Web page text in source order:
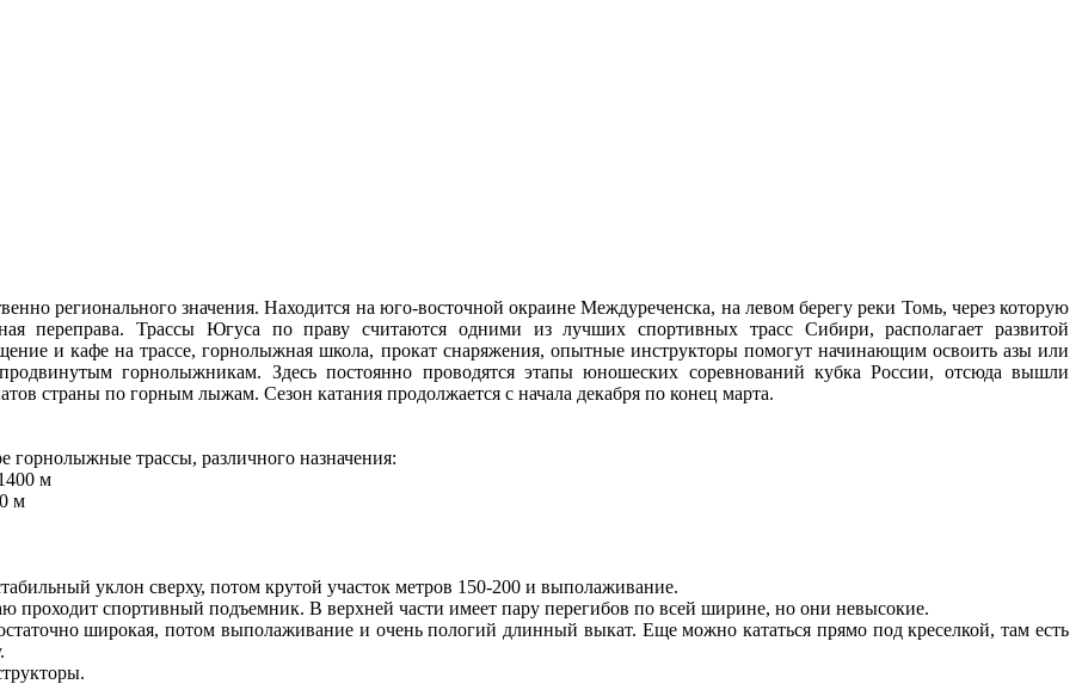
регионального значения. Находится на юго-восточной окраине Междуреченска, на левом берегу реки Томь, через которую
переправа. Трассы Югуса по праву считаются одними из лучших спортивных трасс Сибири, располагает развитой
и кафе на трассе, горнолыжная школа, прокат снаряжения, опытные инструкторы помогут начинающим освоить азы или
горнолыжникам. Здесь постоянно проводятся этапы юношеских соревнований кубка России, отсюда вышли
страны по горным лыжам. Сезон катания продолжается с начала декабря по конец марта.
горнолыжные трассы, различного назначения:
м
м
уклон сверху, потом крутой участок метров 150-200 и выполаживание.
проходит спортивный подъемник. В верхней части имеет пару перегибов по всей ширине, но они невысокие.
широкая, потом выполаживание и очень пологий длинный выкат. Еще можно кататься прямо под креселкой, там есть